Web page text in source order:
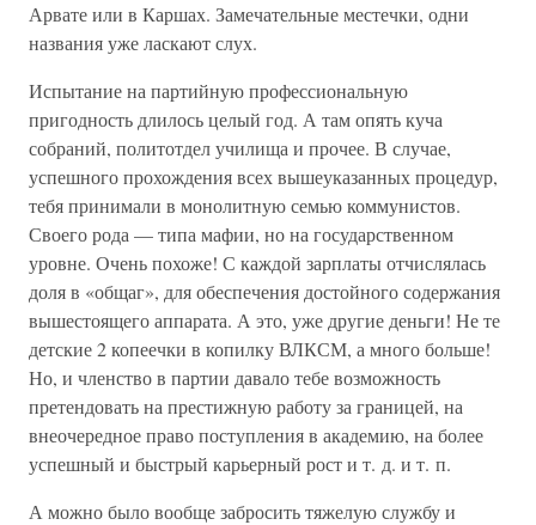
Арвате или в Каршах. Замечательные местечки, одни
названия уже ласкают слух.
Испытание на партийную профессиональную
пригодность длилось целый год. А там опять куча
собраний, политотдел училища и прочее. В случае,
успешного прохождения всех вышеуказанных процедур,
тебя принимали в монолитную семью коммунистов.
Своего рода — типа мафии, но на государственном
уровне. Очень похоже! С каждой зарплаты отчислялась
доля в «общаг», для обеспечения достойного содержания
вышестоящего аппарата. А это, уже другие деньги! Не те
детские 2 копеечки в копилку ВЛКСМ, а много больше!
Но, и членство в партии давало тебе возможность
претендовать на престижную работу за границей, на
внеочередное право поступления в академию, на более
успешный и быстрый карьерный рост и т. д. и т. п.
А можно было вообще забросить тяжелую службу и